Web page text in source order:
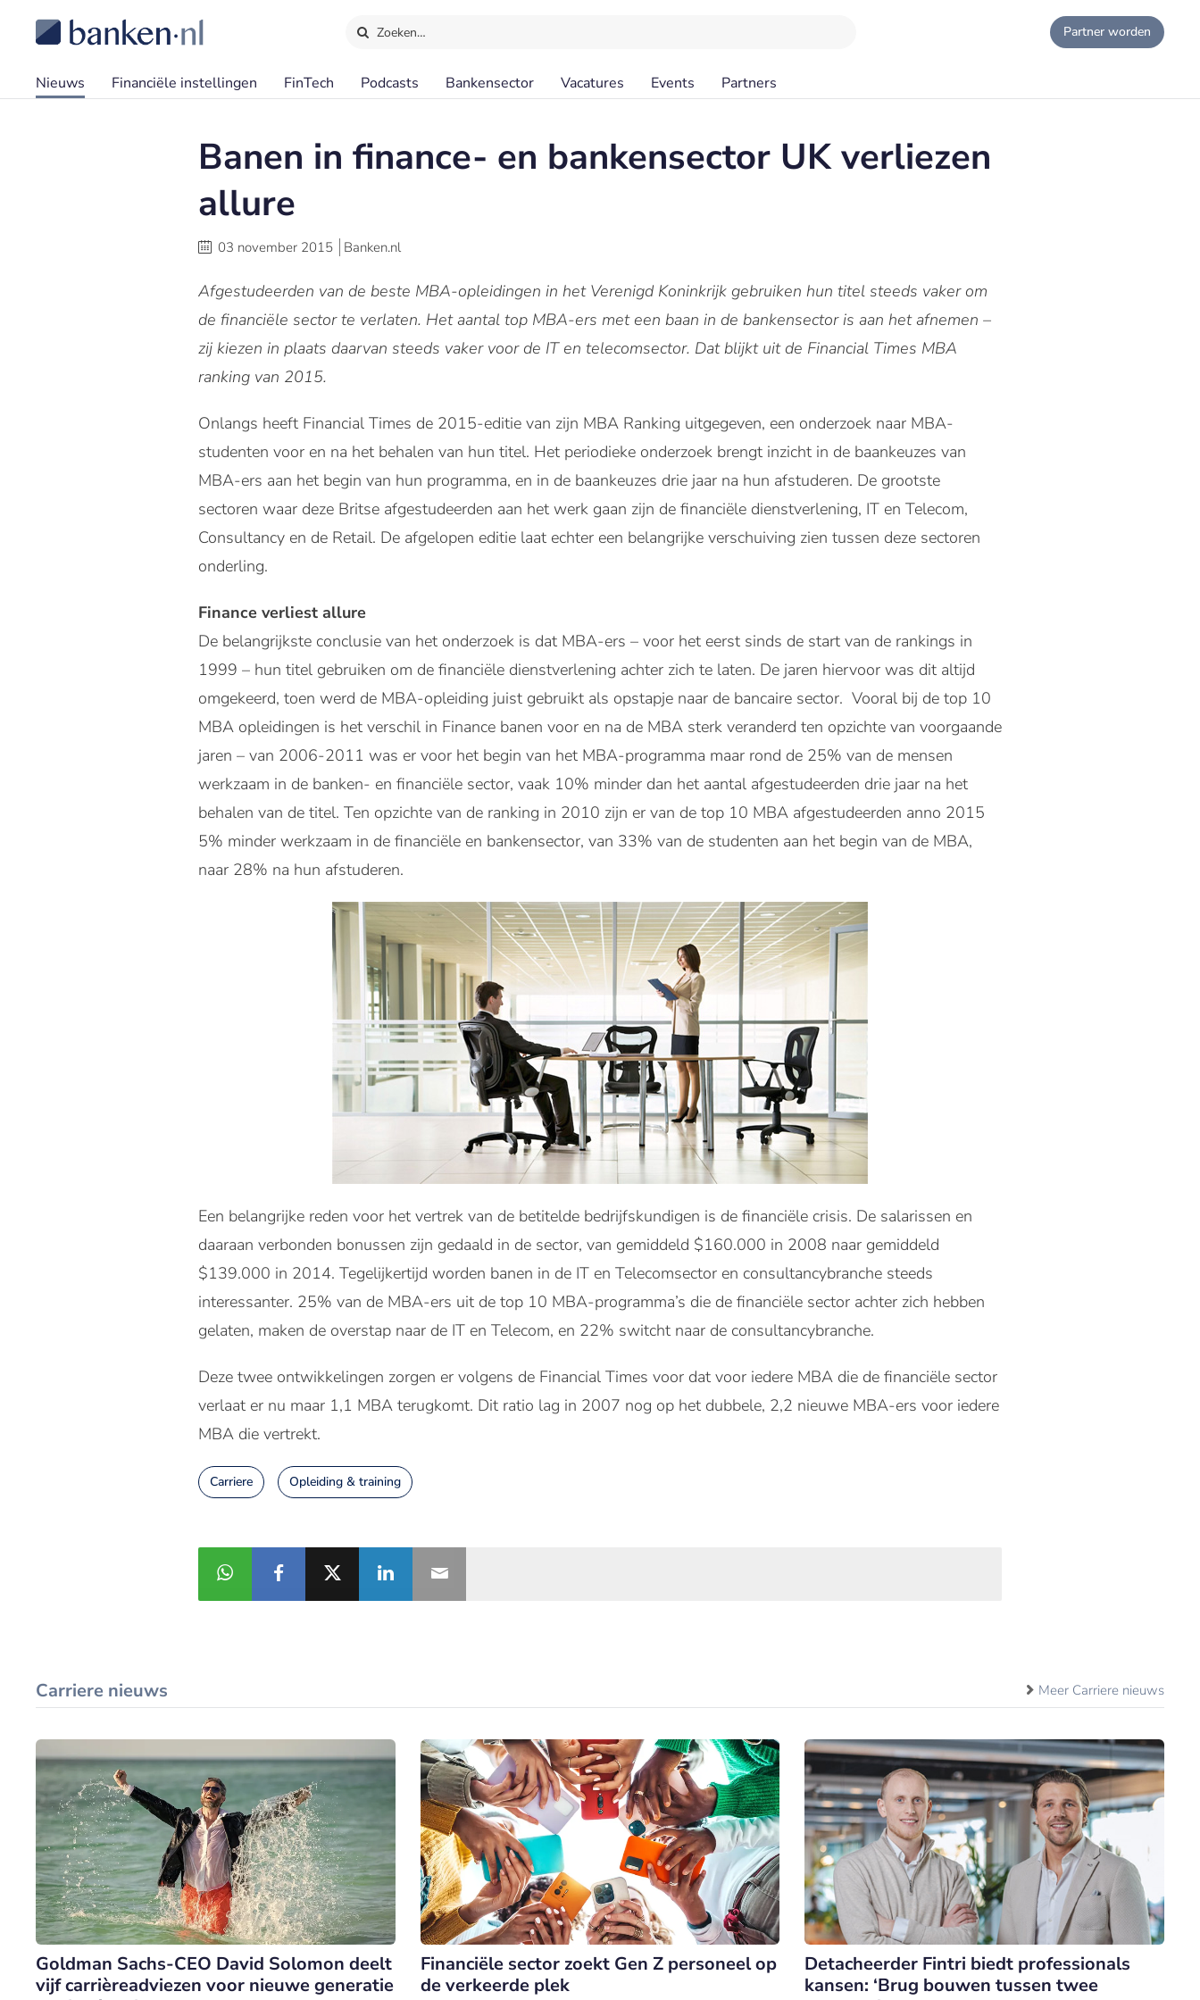
Zoeken… Partner worden
Nieuws Financiële instellingen FinTech Podcasts Bankensector Vacatures Events Partners
Banen in finance- en bankensector UK verliezen
allure
03 november 2015 Banken.nl
Afgestudeerden van de beste MBA-opleidingen in het Verenigd Koninkrijk gebruiken hun titel steeds vaker om
de financiële sector te verlaten. Het aantal top MBA-ers met een baan in de bankensector is aan het afnemen –
zij kiezen in plaats daarvan steeds vaker voor de IT en telecomsector. Dat blijkt uit de Financial Times MBA
ranking van 2015.
Onlangs heeft Financial Times de 2015-editie van zijn MBA Ranking uitgegeven, een onderzoek naar MBA-
studenten voor en na het behalen van hun titel. Het periodieke onderzoek brengt inzicht in de baankeuzes van
MBA-ers aan het begin van hun programma, en in de baankeuzes drie jaar na hun afstuderen. De grootste
sectoren waar deze Britse afgestudeerden aan het werk gaan zijn de financiële dienstverlening, IT en Telecom,
Consultancy en de Retail. De afgelopen editie laat echter een belangrijke verschuiving zien tussen deze sectoren
onderling.
Finance verliest allure
De belangrijkste conclusie van het onderzoek is dat MBA-ers – voor het eerst sinds de start van de rankings in
1999 – hun titel gebruiken om de financiële dienstverlening achter zich te laten. De jaren hiervoor was dit altijd
omgekeerd, toen werd de MBA-opleiding juist gebruikt als opstapje naar de bancaire sector. Vooral bij de top 10
MBA opleidingen is het verschil in Finance banen voor en na de MBA sterk veranderd ten opzichte van voorgaande
jaren – van 2006-2011 was er voor het begin van het MBA-programma maar rond de 25% van de mensen
werkzaam in de banken- en financiële sector, vaak 10% minder dan het aantal afgestudeerden drie jaar na het
behalen van de titel. Ten opzichte van de ranking in 2010 zijn er van de top 10 MBA afgestudeerden anno 2015
5% minder werkzaam in de financiële en bankensector, van 33% van de studenten aan het begin van de MBA,
naar 28% na hun afstuderen.
Een belangrijke reden voor het vertrek van de betitelde bedrijfskundigen is de financiële crisis. De salarissen en
daaraan verbonden bonussen zijn gedaald in de sector, van gemiddeld $160.000 in 2008 naar gemiddeld
$139.000 in 2014. Tegelijkertijd worden banen in de IT en Telecomsector en consultancybranche steeds
interessanter. 25% van de MBA-ers uit de top 10 MBA-programma’s die de financiële sector achter zich hebben
gelaten, maken de overstap naar de IT en Telecom, en 22% switcht naar de consultancybranche.
Deze twee ontwikkelingen zorgen er volgens de Financial Times voor dat voor iedere MBA die de financiële sector
verlaat er nu maar 1,1 MBA terugkomt. Dit ratio lag in 2007 nog op het dubbele, 2,2 nieuwe MBA-ers voor iedere
MBA die vertrekt.
Carriere Opleiding & training
Carriere nieuws Meer Carriere nieuws
Goldman Sachs-CEO David Solomon deelt
vijf carrièreadviezen voor nieuwe generatie
Financiële sector zoekt Gen Z personeel op
de verkeerde plek
Detacheerder Fintri biedt professionals
kansen: ‘Brug bouwen tussen twee